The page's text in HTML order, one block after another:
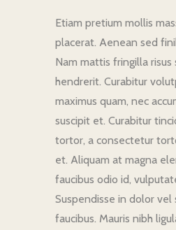
Etiam pretium mollis
placerat. Aenean sed
Nam mattis fringilla risus
hendrerit. Curabitur
maximus quam, nec
suscipit et. Curabitur
tortor, a consectetur
et. Aliquam at magna
faucibus odio id,
Suspendisse in dolor vel
faucibus. Mauris nibh